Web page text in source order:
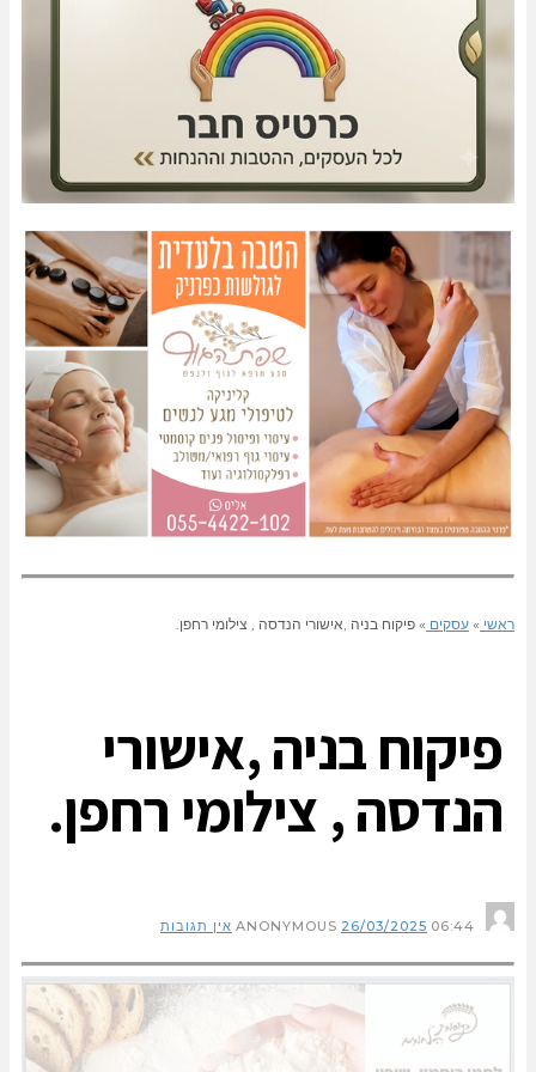
ראשי » עסקים » פיקוח בניה ,אישורי הנדסה , צילומי רחפן.
פיקוח בניה ,אישורי
הנדסה , צילומי רחפן.
26/03/2025 06:44 אין תגובות